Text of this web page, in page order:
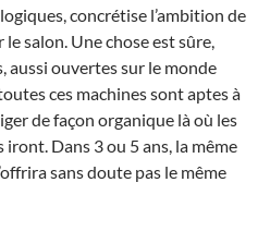
concrétise l’ambition de
salon. Une chose est sûre,
aussi ouvertes sur le monde
ces machines sont aptes à
de façon organique là où les
Dans 3 ou 5 ans, la même
sans doute pas le même